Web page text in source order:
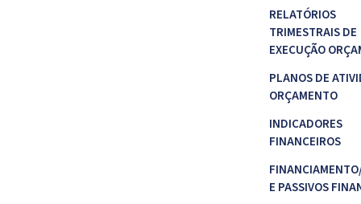
RELATÓRIOS
TRIMESTRAIS DE
EXECUÇÃO
PLANOS DE
ORÇAMENTO
INDICADORES
FINANCEIROS
E PASSIVOS